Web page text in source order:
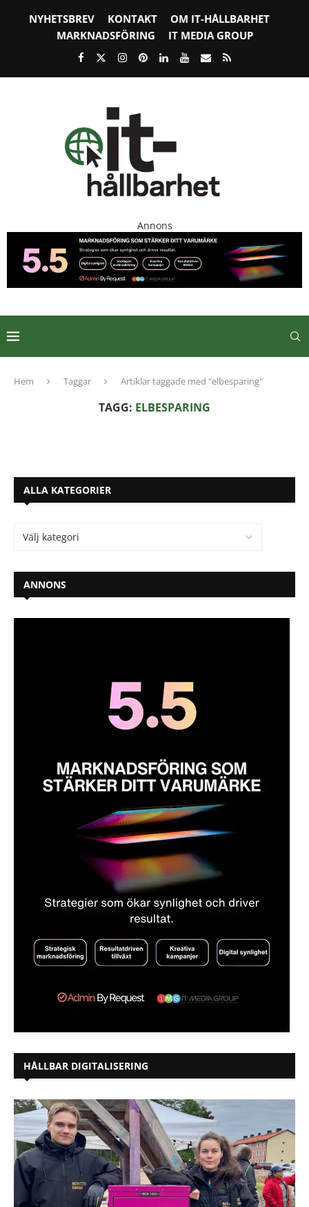
NYHETSBREV KONTAKT
OM IT-HÅLLBARHET
MARKNADSFÖRING
IT MEDIA GROUP
Annons
Hem Taggar Artiklar taggade med "elbesparing"
TAGG: ELBESPARING
ALLA KATEGORIER
ANNONS
HÅLLBAR DIGITALISERING